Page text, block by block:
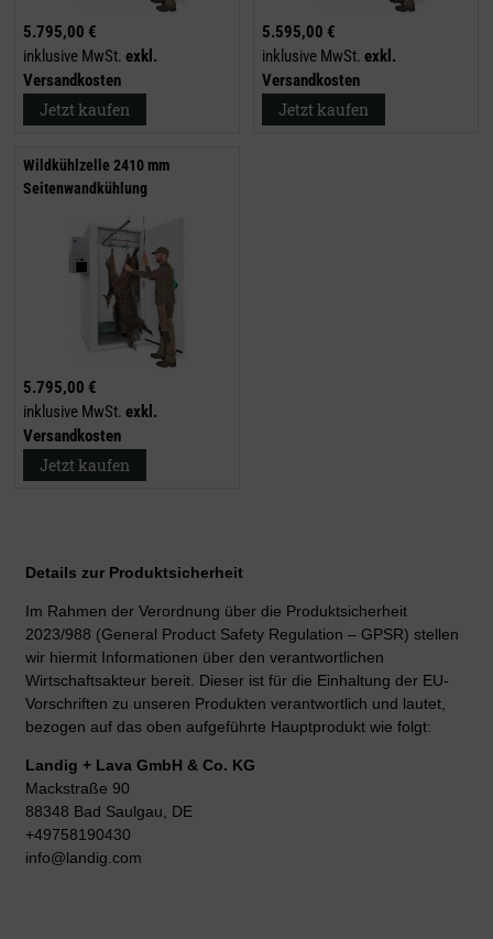
5.795,00 €
inklusive MwSt. exkl.
Versandkosten
Jetzt kaufen
5.595,00 €
inklusive MwSt. exkl.
Versandkosten
Jetzt kaufen
Wildkühlzelle 2410 mm
Seitenwandkühlung
5.795,00 €
inklusive MwSt. exkl.
Versandkosten
Jetzt kaufen
Details zur Produktsicherheit
Im Rahmen der Verordnung über die Produktsicherheit
2023/988 (General Product Safety Regulation – GPSR) stellen
wir hiermit Informationen über den verantwortlichen
Wirtschaftsakteur bereit. Dieser ist für die Einhaltung der EU-
Vorschriften zu unseren Produkten verantwortlich und lautet,
bezogen auf das oben aufgeführte Hauptprodukt wie folgt:
Landig + Lava GmbH & Co. KG
Mackstraße 90
88348 Bad Saulgau, DE
+49758190430
info@landig.com